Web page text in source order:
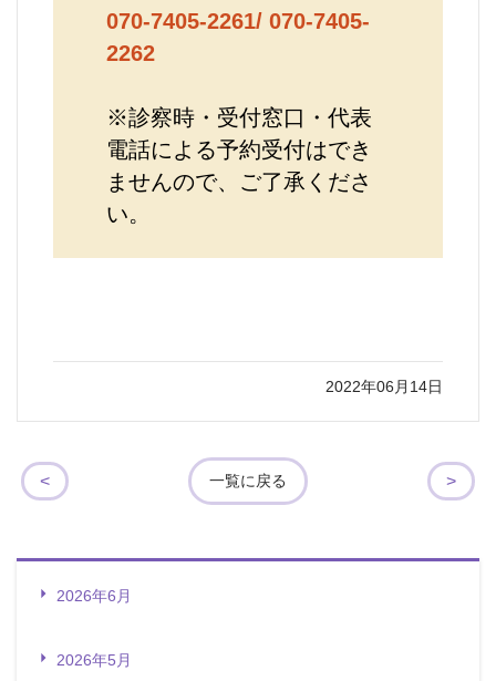
070-7405-2261/ 070-7405-
2262
※診察時・受付窓口・代表
電話による予約受付はでき
ませんので、ご了承くださ
い。
2022年06月14日
< 一覧に戻る >
2026年6月
2026年5月